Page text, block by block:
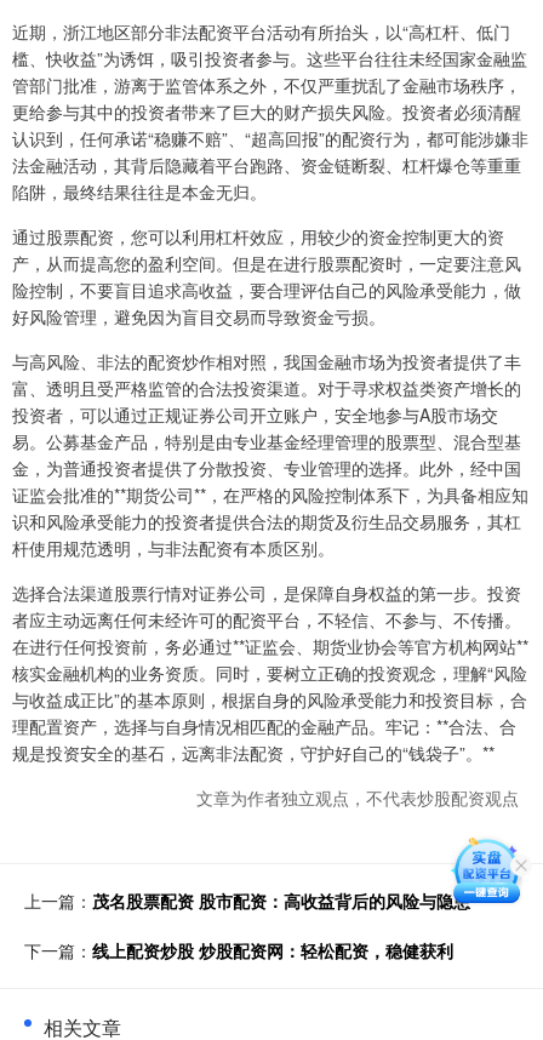
近期，浙江地区部分非法配资平台活动有所抬头，以“高杠杆、低门
槛、快收益”为诱饵，吸引投资者参与。这些平台往往未经国家金融监
管部门批准，游离于监管体系之外，不仅严重扰乱了金融市场秩序，
更给参与其中的投资者带来了巨大的财产损失风险。投资者必须清醒
认识到，任何承诺“稳赚不赔”、“超高回报”的配资行为，都可能涉嫌非
法金融活动，其背后隐藏着平台跑路、资金链断裂、杠杆爆仓等重重
陷阱，最终结果往往是本金无归。
通过股票配资，您可以利用杠杆效应，用较少的资金控制更大的资
产，从而提高您的盈利空间。但是在进行股票配资时，一定要注意风
险控制，不要盲目追求高收益，要合理评估自己的风险承受能力，做
好风险管理，避免因为盲目交易而导致资金亏损。
与高风险、非法的配资炒作相对照，我国金融市场为投资者提供了丰
富、透明且受严格监管的合法投资渠道。对于寻求权益类资产增长的
投资者，可以通过正规证券公司开立账户，安全地参与A股市场交
易。公募基金产品，特别是由专业基金经理管理的股票型、混合型基
金，为普通投资者提供了分散投资、专业管理的选择。此外，经中国
证监会批准的**期货公司**，在严格的风险控制体系下，为具备相应知
识和风险承受能力的投资者提供合法的期货及衍生品交易服务，其杠
杆使用规范透明，与非法配资有本质区别。
选择合法渠道股票行情对证券公司，是保障自身权益的第一步。投资
者应主动远离任何未经许可的配资平台，不轻信、不参与、不传播。
在进行任何投资前，务必通过**证监会、期货业协会等官方机构网站**
核实金融机构的业务资质。同时，要树立正确的投资观念，理解“风险
与收益成正比”的基本原则，根据自身的风险承受能力和投资目标，合
理配置资产，选择与自身情况相匹配的金融产品。牢记：**合法、合
规是投资安全的基石，远离非法配资，守护好自己的“钱袋子”。**
文章为作者独立观点，不代表炒股配资观点
上一篇： 茂名股票配资 股市配资：高收益背后的风险与隐患
下一篇： 线上配资炒股 炒股配资网：轻松配资，稳健获利
相关文章